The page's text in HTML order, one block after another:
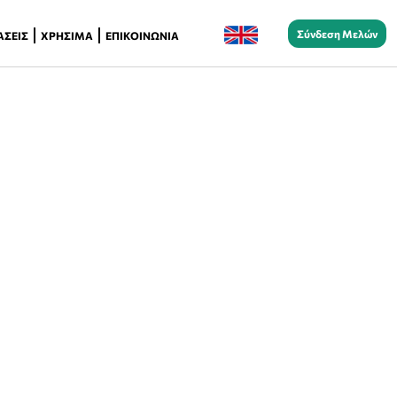
ΧΡΉΣΙΜΑ ΕΠΙΚΟΙΝΩΝΊΑ Σύνδεση Μελών